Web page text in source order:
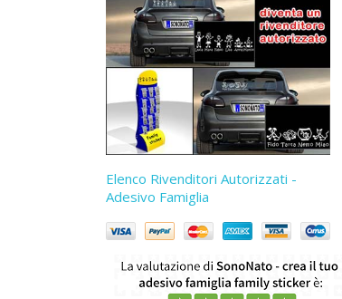
Elenco Rivenditori Autorizzati -
Adesivo Famiglia